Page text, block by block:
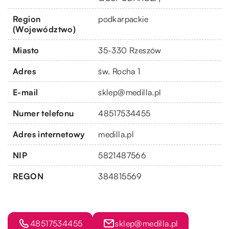
Region
(Województwo)
podkarpackie
Miasto 35-330 Rzeszów
Adres św. Rocha 1
E-mail sklep@medilla.pl
Numer telefonu 48517534455
Adres internetowy medilla.pl
NIP 5821487566
REGON 384815569
48517534455 sklep@medilla.pl